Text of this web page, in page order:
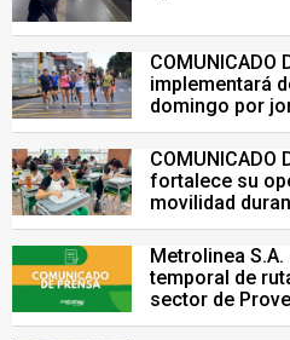
COMUNICADO
implementará
domingo por
Bucaramanga
COMUNICADO
fortalece su
movilidad
Pruebas Saber
Metrolinea
temporal de
sector de